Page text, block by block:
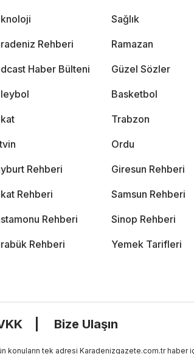
Sağlık
Rehberi Ramazan
Haber Bülteni Güzel Sözler
Basketbol
Trabzon
Ordu
Rehberi Giresun Rehberi
Rehberi Samsun Rehberi
Rehberi Sinop Rehberi
Rehberi Yemek Tarifleri
Bize Ulaşın
tek adresi Karadenizgazete.com.tr haber